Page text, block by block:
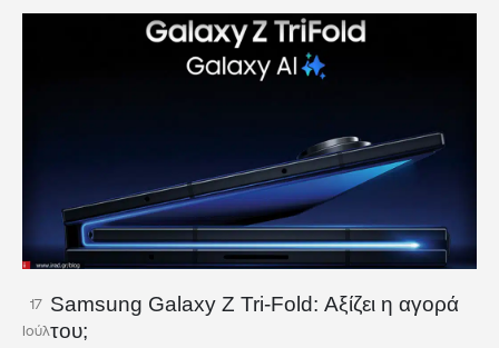
17
Ιούλ
Samsung Galaxy Z Tri-Fold: Αξίζει η αγορά
του;